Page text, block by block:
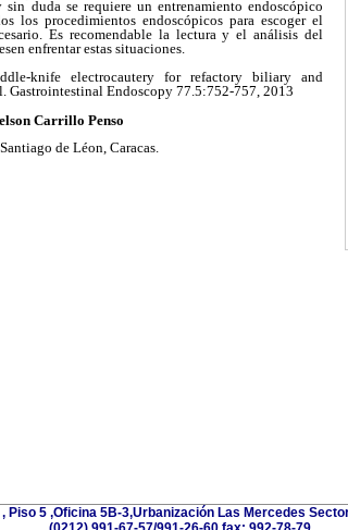
sin duda se requiere un entrenamiento endoscópico
los procedimientos endoscópicos para escoger el
Es recomendable la lectura y el análisis del
enfrentar estas situaciones.
knife electrocautery for refactory biliary and
Gastrointestinal Endoscopy 77.5:752-757, 2013
Carrillo Penso
de Léon, Caracas.
Piso 5 ,Oficina 5B-3,Urbanización Las Mercedes